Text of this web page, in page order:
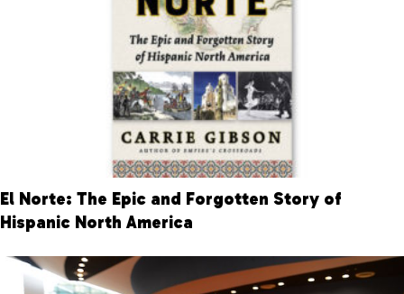
El Norte: The Epic and Forgotten Story of
Hispanic North America